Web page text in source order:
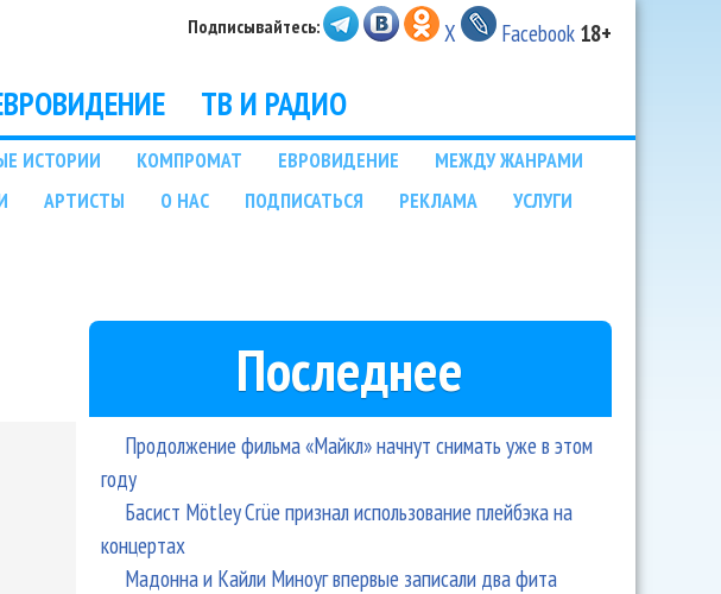
Подписывайтесь: X Facebook 18+
ТВ И РАДИО
ИСТОРИИ КОМПРОМАТ ЕВРОВИДЕНИЕ
МЕЖДУ ЖАНРАМИ
АРТИСТЫ О НАС ПОДПИСАТЬСЯ РЕКЛАМА
УСЛУГИ
Последнее
Продолжение фильма «Майкл» начнут снимать уже в этом
году
Басист Mötley Crüe признал использование плейбэка на
концертах
Мадонна и Кайли Миноуг впервые записали два фита